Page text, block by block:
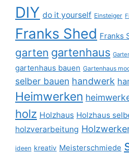
DIY do it yourself Einsteiger
Franks Shed Franks
garten gartenhaus
gartenhaus bauen Gartenhaus
selber bauen handwerk
Heimwerken
holz Holzhaus Holzhaus
holzverarbeitung
ideen kreativ Meisterschmiede